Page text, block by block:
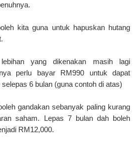
kita guna untuk hapuskan hutang
yang dikenakan masih lagi
perlu bayar RM990 untuk dapat
6 bulan (guna contoh di atas)
gandakan sebanyak paling kurang
saham. Lepas 7 bulan dah boleh
RM12,000.